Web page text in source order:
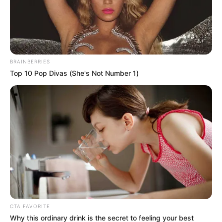
ejercer actividades ilícitas.
BRAINBERRIES
Top 10 Pop Divas (She's Not Number 1)
CTA FAVORITE
Why this ordinary drink is the secret to feeling your best